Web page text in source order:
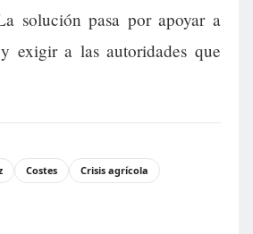
solución pasa por apoyar a
exigir a las autoridades que
Costes
Crisis agrícola